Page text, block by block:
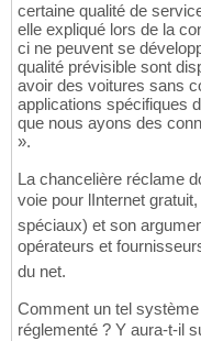
certaine qualité de
elle expliqué lors de la
ci ne peuvent se
qualité prévisible sont
avoir des voitures sans
applications spécifiques
que nous ayons des
».
La chancelière réclame
voie pour lInternet
spéciaux) et son
opérateurs et
du net.
Comment un tel
réglementé ? Y aura-t-il